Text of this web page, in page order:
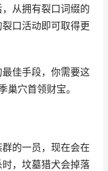
从拥有裂口词缀的
口活动即可取得更
佳手段，你需要这
巢穴首领财宝。
的一员，现在会在
，坟墓猎犬会掉落